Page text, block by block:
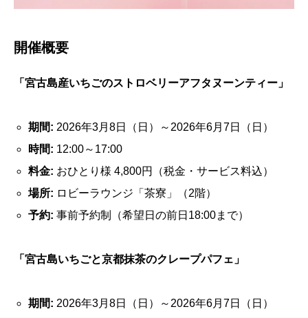
開催概要
「宮古島産いちごのストロベリーアフタヌーンティー」
期間: 2026年3月8日（日）～2026年6月7日（日）
時間: 12:00～17:00
料金: おひとり様 4,800円（税金・サービス料込）
場所: ロビーラウンジ「茶寮」（2階）
予約: 事前予約制（希望日の前日18:00まで）
「宮古島いちごと京都抹茶のクレープパフェ」
期間: 2026年3月8日（日）～2026年6月7日（日）